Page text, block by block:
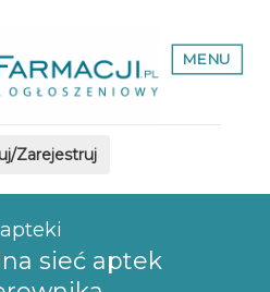
MENU
Zarejestruj
sieć aptek